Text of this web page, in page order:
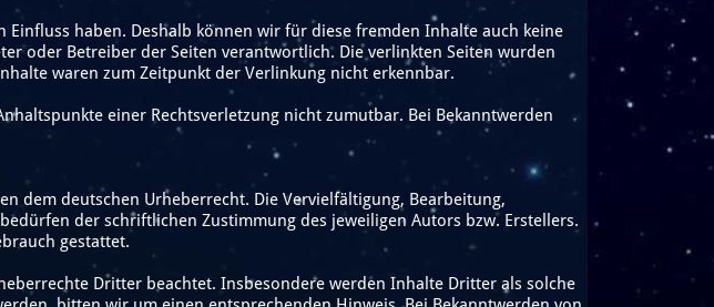
haben. Deshalb können wir für diese fremden Inhalte auch keine
oder Betreiber der Seiten verantwortlich. Die verlinkten Seiten wurden
waren zum Zeitpunkt der Verlinkung nicht erkennbar.
einer Rechtsverletzung nicht zumutbar. Bei Bekanntwerden
dem deutschen Urheberrecht. Die Vervielfältigung, Bearbeitung,
der schriftlichen Zustimmung des jeweiligen Autors bzw. Erstellers.
gestattet.
Dritter beachtet. Insbesondere werden Inhalte Dritter als solche